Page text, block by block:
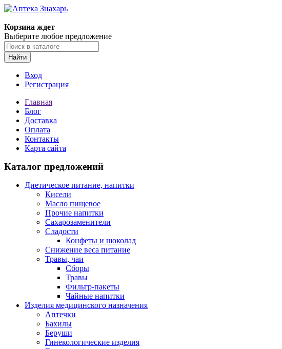
Корзина ждет
Выберите любое предложение
Найти
Вход
Регистрация
Главная
Блог
Доставка
Оплата
Контакты
Карта сайта
Каталог предложений
Диетическое питание, напитки
Кисели
Масло пищевое
Прочие напитки
Сахарозаменители
Сладости
Конфеты и шоколад
Снижение веса питание
Травы, чаи
Сборы
Травы
Фильтр-пакеты
Чайные напитки
Изделия медицинского назначения
Аптечки
Бахилы
Беруши
Гинекологические изделия